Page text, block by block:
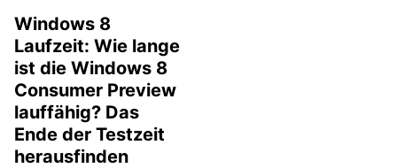
Windows 8
Laufzeit: Wie lange
ist die Windows 8
Consumer Preview
lauffähig? Das
Ende der Testzeit
herausfinden